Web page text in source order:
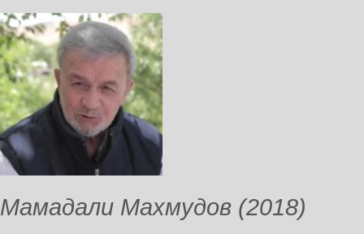
Мамадали Махмудов (2018)